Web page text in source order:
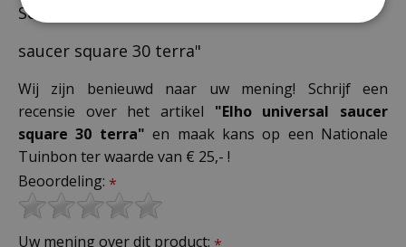
Schrijf zelf een recensie over "Elho universal
saucer square 30 terra"
Wij zijn benieuwd naar uw mening! Schrijf een
recensie over het artikel "Elho universal saucer
square 30 terra" en maak kans op een Nationale
Tuinbon ter waarde van € 25,- !
Beoordeling: *
Uw mening over dit product: